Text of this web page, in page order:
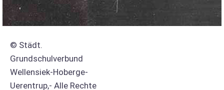
© Städt.
Grundschulverbund
Wellensiek-Hoberge-
Uerentrup,- Alle Rechte